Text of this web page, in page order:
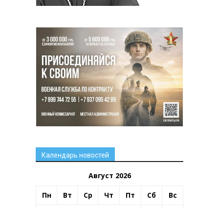
Календарь новостей
Август 2026
Пн Вт Ср Чт Пт Сб Вс